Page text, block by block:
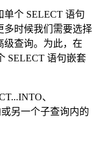
个 SELECT 语句
多时候我们需要选择
级查询。为此，在
SELECT 语句嵌套
、
另一个子查询内的